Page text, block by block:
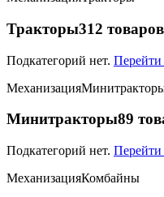
Тракторы312 товаров
Подкатегорий нет. Перейти
Механизация
Минитракторы89
Подкатегорий нет. Перейти
МеханизацияКомбайны